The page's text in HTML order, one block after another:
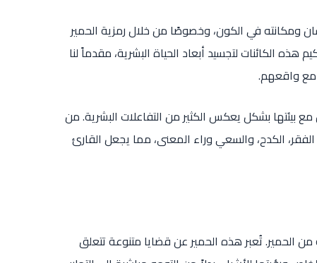
ومكانته في الكون، وخصوصًا من خلال رمزية الحمير
الكائنات لتجسيد أبعاد الحياة البشرية، مقدماً لنا
مع واقعهم.
بيئتها بشكل يعكس الكثير من التفاعلات البشرية. من
الكدح، والسعي وراء المعنى، مما يجعل القارئ
الحمير. تُعبر هذه الحمير عن قضايا متنوعة تتعلق